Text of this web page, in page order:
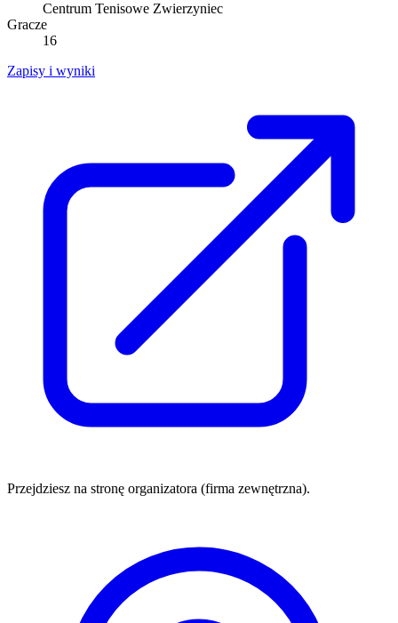
Centrum Tenisowe Zwierzyniec
Gracze
16
Zapisy i wyniki
Przejdziesz na stronę organizatora (firma zewnętrzna).